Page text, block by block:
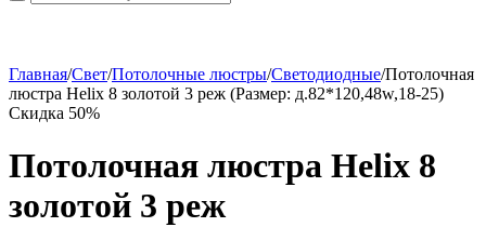
Главная/Свет/Потолочные люстры/Светодиодные/Потолочная
люстра Helix 8 золотой 3 реж (Размер: д.82*120,48w,18-25)
Скидка 50%
Потолочная люстра Helix 8
золотой 3 реж